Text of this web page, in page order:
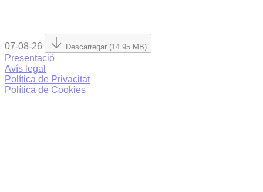
07-08-26 Descarregar (14.95 MB)
Presentació
Avís legal
Política de Privacitat
Política de Cookies